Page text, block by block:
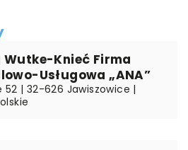
Wutke-Knieć Firma
Usługowa „ANA”
52 | 32-626 Jawiszowice |